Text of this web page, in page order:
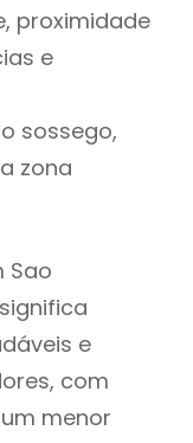
proximidade
e
sossego,
zona
Sao
e
com
menor